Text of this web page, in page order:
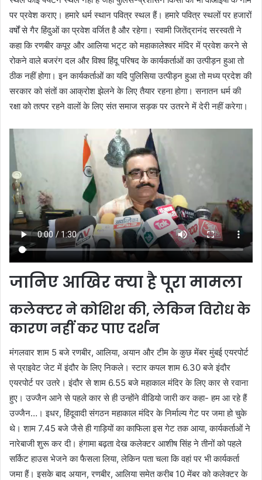
पर प्रवेश कराए। हमारे धर्म स्थान पवित्र स्थल हैं। हमारे पवित्र स्थलों पर हजारों
वर्षों से गैर हिंदुओं का प्रवेश वर्जित है और रहेगा। स्वामी जितेंद्रानंद सरस्वती ने
कहा कि रणबीर कपूर और आलिया भट्‌ट को महाकालेश्वर मंदिर में प्रवेश करने से
रोकने वाले बजरंग दल और विश्व हिंदू परिषद के कार्यकर्ताओं का उत्पीड़न हुआ तो
ठीक नहीं होगा। इन कार्यकर्ताओं का यदि पुलिसिया उत्पीड़न हुआ तो मध्य प्रदेश की
सरकार को संतों का आक्रोश झेलने के लिए तैयार रहना होगा। सनातन धर्म की
रक्षा को तत्पर रहने वालों के लिए संत समाज सड़क पर उतरने में देरी नहीं करेगा।
जानिए आखिर क्‍या है पूरा मामला
कलेक्‍टर ने कोशिश की, लेकिन विरोध के
कारण नहीं कर पाए दर्शन
मंगलवार शाम 5 बजे रणबीर, आलिया, अयान और टीम के कुछ मेंबर मुंबई एयरपोर्ट
से प्राइवेट जेट में इंदौर के लिए निकले। स्टार कपल शाम 6.30 बजे इंदौर
एयरपोर्ट पर उतरे। इंदौर से शाम 6.55 बजे महाकाल मंदिर के लिए कार से रवाना
हुए। उज्जैन आने से पहले कार से ही उन्होंने वीडियो जारी कर कहा- हम आ रहे हैं
उज्जैन…। इधर, हिंदूवादी संगठन महाकाल मंदिर के निर्माल्य गेट पर जमा हो चुके
थे। शाम 7.45 बजे जैसे ही गाड़ियों का काफिला इस गेट तक आया, कार्यकर्ताओं ने
नारेबाजी शुरू कर दी। हंगामा बढ़ता देख कलेक्टर आशीष सिंह ने तीनों को पहले
सर्किट हाउस भेजने का फैसला लिया, लेकिन पता चला कि वहां पर भी कार्यकर्ता
जमा हैं। इसके बाद अयान, रणबीर, आलिया समेत करीब 10 मेंबर को कलेक्टर के